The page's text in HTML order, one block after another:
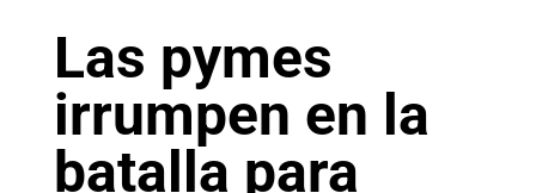
Las pymes
irrumpen en la
batalla para